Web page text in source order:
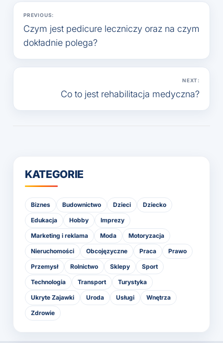
Nawigacja
wpisu
PREVIOUS:
Czym jest pedicure leczniczy oraz na czym
dokładnie polega?
NEXT:
Co to jest rehabilitacja medyczna?
KATEGORIE
Biznes Budownictwo Dzieci Dziecko
Edukacja Hobby Imprezy
Marketing i reklama Moda Motoryzacja
Nieruchomości Obcojęzyczne Praca Prawo
Przemysł Rolnictwo Sklepy Sport
Technologia Transport Turystyka
Ukryte Zajawki Uroda Usługi Wnętrza
Zdrowie